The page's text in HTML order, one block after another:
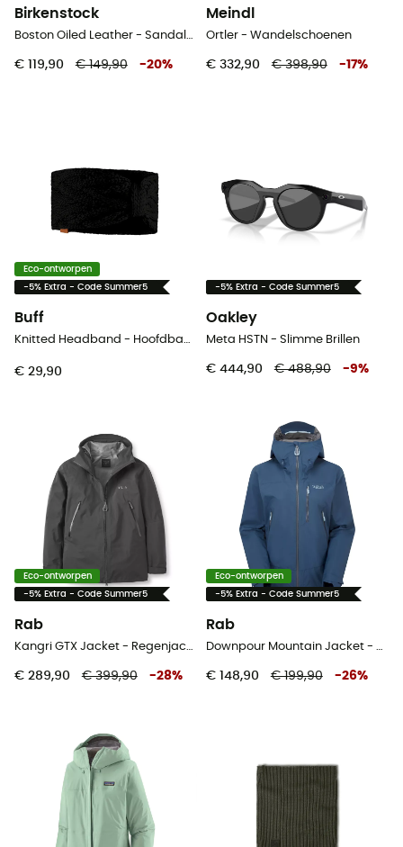
Birkenstock
Boston Oiled Leather - Sandalen
€ 119,90 € 149,90 -20%
Meindl
Ortler - Wandelschoenen
€ 332,90 € 398,90 -17%
Eco-ontworpen
-5% Extra - Code Summer5
Buff
Knitted Headband - Hoofdband
€ 29,90
-5% Extra - Code Summer5
Oakley
Meta HSTN - Slimme Brillen
€ 444,90 € 488,90 -9%
Eco-ontworpen
-5% Extra - Code Summer5
Rab
Kangri GTX Jacket - Regenjack - Heren
€ 289,90 € 399,90 -28%
Eco-ontworpen
-5% Extra - Code Summer5
Rab
Downpour Mountain Jacket - Regenjack - Dames
€ 148,90 € 199,90 -26%